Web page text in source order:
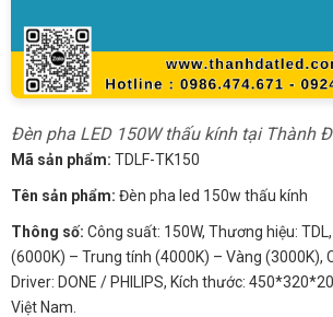
Đèn pha LED 150W thấu kính tại Thành
Mã sản phẩm: TDLF-TK150
Tên sản phẩm: Đèn pha led 150w thấu kính
Thông số: Công suất: 150W, Thương hiệu:
(6000K) – Trung tính (4000K) – Vàng (3000K),
Driver: DONE / PHILIPS, Kích thước:
Việt Nam.